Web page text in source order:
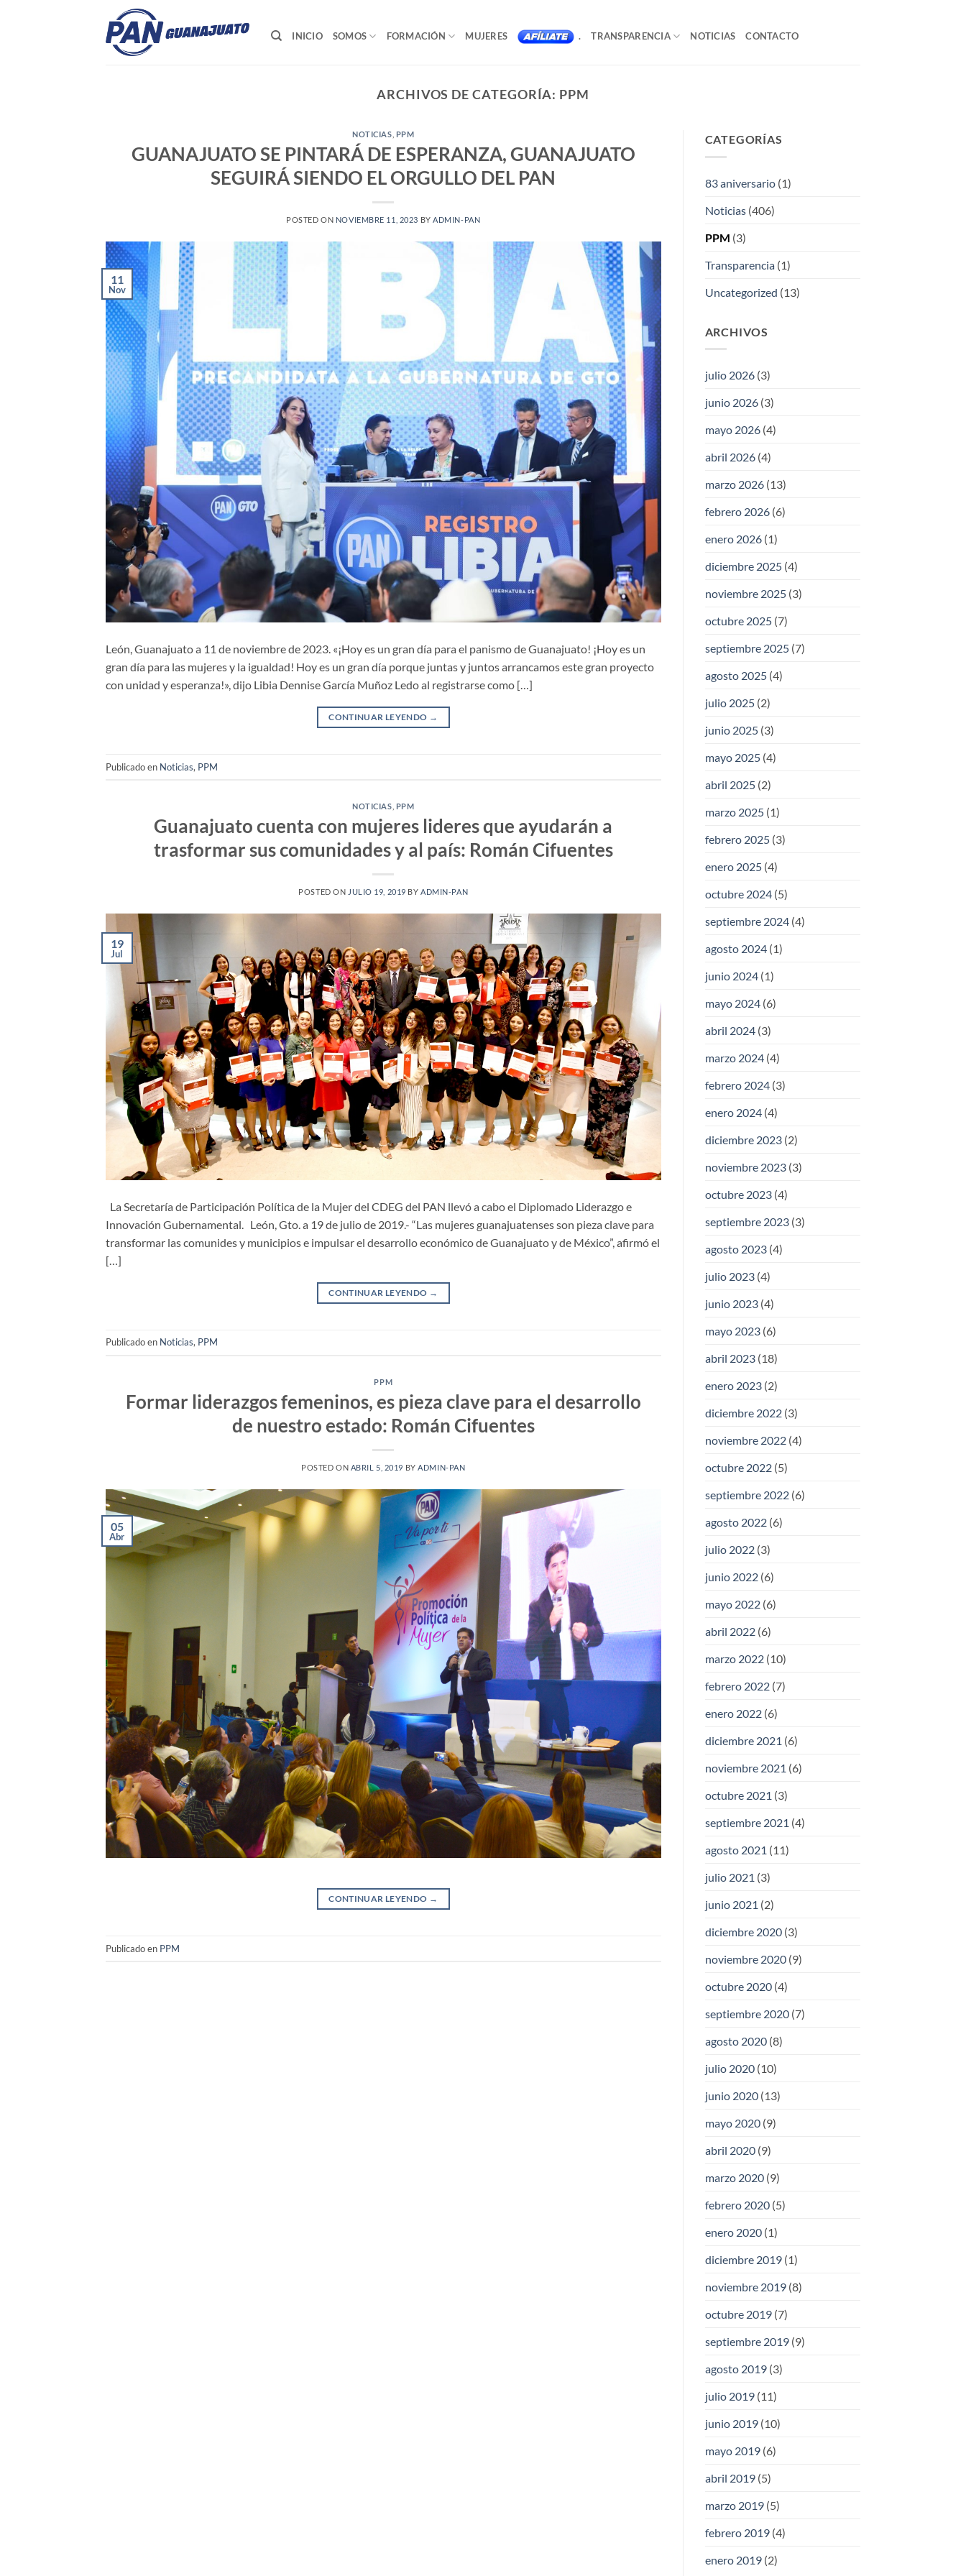
INICIO SOMOS FORMACIÓN MUJERES . TRANSPARENCIA NOTICIAS CONTACTO
ARCHIVOS DE CATEGORÍA: PPM
NOTICIAS PPM
GUANAJUATO SE PINTARÁ DE ESPERANZA, GUANAJUATO
SEGUIRÁ SIENDO EL ORGULLO DEL PAN
POSTED ON NOVIEMBRE 11, 2023 BYADMIN-PAN
11
Nov
León, Guanajuato a 11 de noviembre de 2023. «¡Hoy es un gran día para el panismo de Guanajuato! ¡Hoy es un
gran día para las mujeres y la igualdad! Hoy es un gran día porque juntas y juntos arrancamos este gran proyecto
con unidad y esperanza!», dijo Libia Dennise García Muñoz Ledo al registrarse como […]
CONTINUAR LEYENDO →
Publicado en Noticias, PPM
NOTICIAS PPM
Guanajuato cuenta con mujeres lideres que ayudarán a
trasformar sus comunidades y al país: Román Cifuentes
POSTED ON JULIO 19, 2019 BYADMIN-PAN
19
Jul
La Secretaría de Participación Política de la Mujer del CDEG del PAN llevó a cabo el Diplomado Liderazgo e
Innovación Gubernamental. León, Gto. a 19 de julio de 2019.- “Las mujeres guanajuatenses son pieza clave para
transformar las comunides y municipios e impulsar el desarrollo económico de Guanajuato y de México”, afirmó el
[…]
CONTINUAR LEYENDO →
Publicado en Noticias, PPM
PPM
Formar liderazgos femeninos, es pieza clave para el desarrollo
de nuestro estado: Román Cifuentes
POSTED ON ABRIL 5, 2019 BYADMIN-PAN
05
Abr
CONTINUAR LEYENDO →
Publicado en PPM
CATEGORÍAS
83 aniversario(1)
Noticias(406)
PPM (3)
Transparencia(1)
Uncategorized (13)
ARCHIVOS
julio 2026(3)
junio 2026(3)
mayo 2026(4)
abril 2026(4)
marzo 2026(13)
febrero 2026(6)
enero 2026(1)
diciembre 2025(4)
noviembre 2025(3)
octubre 2025(7)
septiembre 2025(7)
agosto 2025(4)
julio 2025(2)
junio 2025(3)
mayo 2025(4)
abril 2025(2)
marzo 2025(1)
febrero 2025(3)
enero 2025(4)
octubre 2024(5)
septiembre 2024(4)
agosto 2024(1)
junio 2024(1)
mayo 2024(6)
abril 2024(3)
marzo 2024(4)
febrero 2024(3)
enero 2024(4)
diciembre 2023(2)
noviembre 2023(3)
octubre 2023(4)
septiembre 2023(3)
agosto 2023(4)
julio 2023(4)
junio 2023(4)
mayo 2023(6)
abril 2023(18)
enero 2023(2)
diciembre 2022(3)
noviembre 2022(4)
octubre 2022(5)
septiembre 2022(6)
agosto 2022(6)
julio 2022(3)
junio 2022(6)
mayo 2022(6)
abril 2022(6)
marzo 2022(10)
febrero 2022(7)
enero 2022(6)
diciembre 2021 (6)
noviembre 2021 (6)
octubre 2021 (3)
septiembre 2021 (4)
agosto 2021 (11)
julio 2021 (3)
junio 2021 (2)
diciembre 2020(3)
noviembre 2020(9)
octubre 2020(4)
septiembre 2020(7)
agosto 2020(8)
julio 2020(10)
junio 2020(13)
mayo 2020(9)
abril 2020(9)
marzo 2020(9)
febrero 2020(5)
enero 2020(1)
diciembre 2019(1)
noviembre 2019(8)
octubre 2019(7)
septiembre 2019(9)
agosto 2019(3)
julio 2019(11)
junio 2019(10)
mayo 2019(6)
abril 2019(5)
marzo 2019(5)
febrero 2019(4)
enero 2019(2)